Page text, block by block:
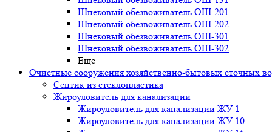
Шнековый обезвоживатель ОШ-201
Шнековый обезвоживатель ОШ-202
Шнековый обезвоживатель ОШ-301
Шнековый обезвоживатель ОШ-302
Еще
Очистные сооружения хозяйственно-бытовых сточных
Септик из стеклопластика
Жироуловитель для канализации
Жироуловитель для канализации ЖУ 1
Жироуловитель для канализации ЖУ 10